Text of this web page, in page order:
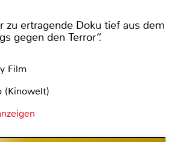
zu ertragende Doku tief aus dem
gegen den Terror“.
Film
(Kinowelt)